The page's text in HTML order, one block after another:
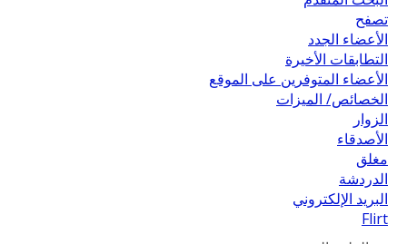
تصفح
الأعضاء الجدد
التطابقات الأخيرة
الأعضاء المتوفرين على الموقع
الخصائص/ الميزات
الزوار
الأصدقاء
مغلق
الدردشة
البريد الإلكتروني
Flirt